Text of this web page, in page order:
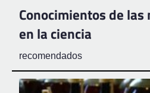
Conocimientos de
en la ciencia
recomendados